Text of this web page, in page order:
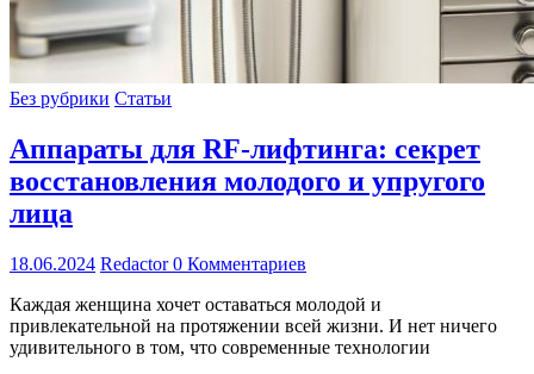
Без рубрики Статьи
Аппараты для RF-лифтинга: секрет
восстановления молодого и упругого
лица
18.06.2024 Redactor0 Комментариев
Каждая женщина хочет оставаться молодой и
привлекательной на протяжении всей жизни. И нет ничего
удивительного в том, что современные технологии